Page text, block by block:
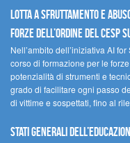
Lotta a sfruttamento e
forze dell’ordine del
Nell’ambito dell’iniziativa AI
corso di formazione per le
potenzialità di strumenti e
grado di facilitare ogni passo
di vittime e sospettati, fino al
Stati Generali